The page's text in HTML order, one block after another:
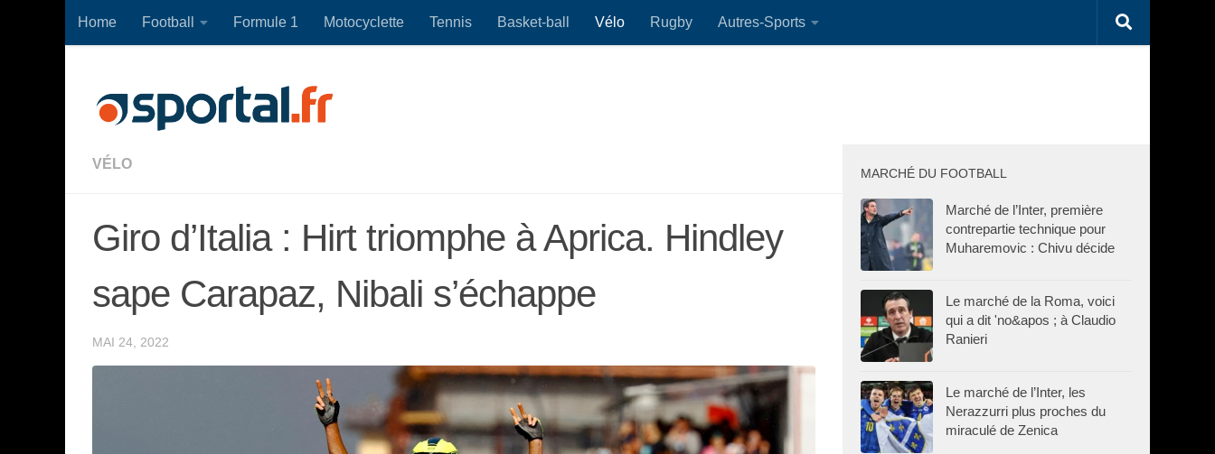
Skip to content
Home Football Formule 1 Motocyclette Tennis Basket-ball Vélo Rugby Autres-Sports
VÉLO
Giro d’Italia : Hirt triomphe à Aprica. Hindley
sape Carapaz, Nibali s’échappe
MAI 24, 2022
MARCHÉ DU FOOTBALL
Marché de l’Inter, première
contrepartie technique pour
Muharemovic : Chivu décide
Le marché de la Roma, voici
qui a dit 'no&apos ; à Claudio
Ranieri
Le marché de l’Inter, les
Nerazzurri plus proches du
miraculé de Zenica